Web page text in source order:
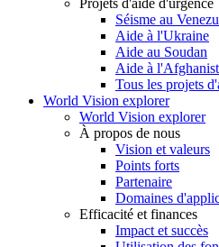
Projets d'aide d'urgence
Séisme au
Aide à l'Ukraine
Aide au Soudan
Aide à
Tous les projets
World Vision explorer
World Vision explorer
À propos de nous
Vision et valeurs
Points forts
Partenaire
Domaines
Efficacité et finances
Impact et succès